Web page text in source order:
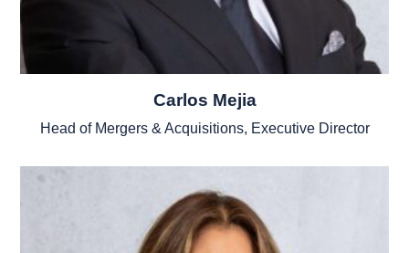
Carlos Mejia
Head of Mergers & Acquisitions, Executive Director